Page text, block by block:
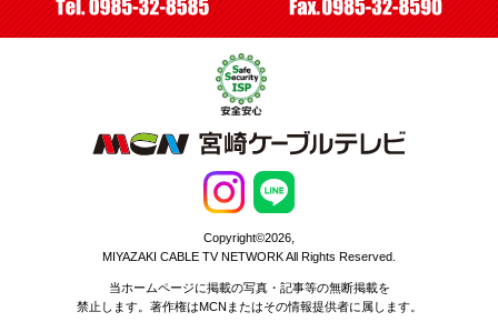
Copyright©2026,
MIYAZAKI CABLE TV NETWORK All Rights Reserved.
当ホームページに掲載の写真・記事等の無断掲載を
禁止します。著作権はMCNまたはその情報提供者に属します。